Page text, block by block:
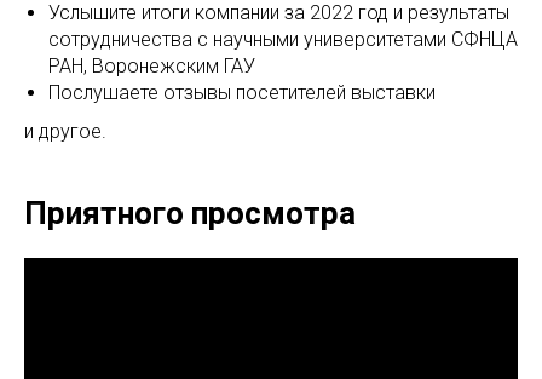
Услышите итоги компании за 2022 год и результаты
сотрудничества с научными университетами СФНЦА
РАН, Воронежским ГАУ
Послушаете отзывы посетителей выставки
и другое.
Приятного просмотра